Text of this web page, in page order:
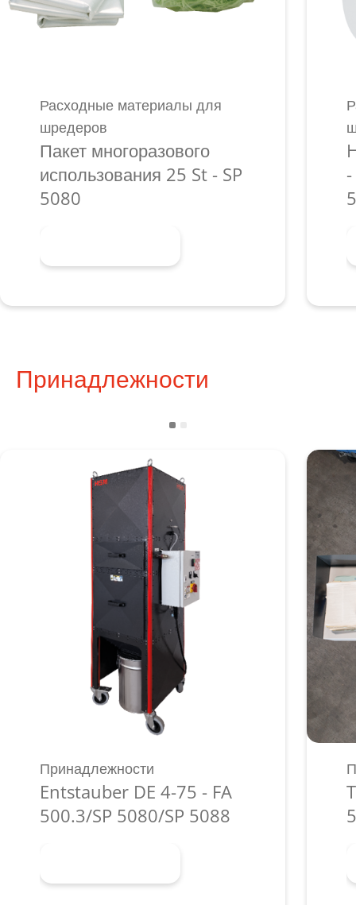
Расходные материалы для
шредеров
Пакет многоразового
использования 25 St - SP
5080
Принадлежности
Принадлежности
Entstauber DE 4-75 - FA
500.3/SP 5080/SP 5088